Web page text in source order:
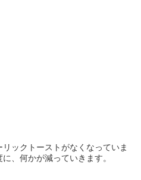
ックトーストがなくなっていま
、何かが減っていきます。